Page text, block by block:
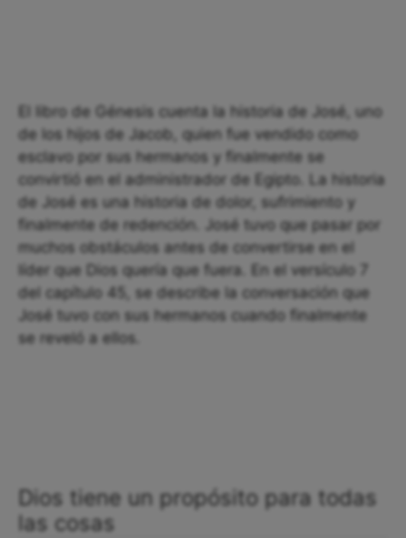
El libro de Génesis cuenta la historia de José, uno
de los hijos de Jacob, quien fue vendido como
esclavo por sus hermanos y finalmente se
convirtió en el administrador de Egipto. La historia
de José es una historia de dolor, sufrimiento y
finalmente de redención. José tuvo que pasar por
muchos obstáculos antes de convertirse en el
líder que Dios quería que fuera. En el versículo 7
del capítulo 45, se describe la conversación que
José tuvo con sus hermanos cuando finalmente
se reveló a ellos.
Dios tiene un propósito para todas
las cosas